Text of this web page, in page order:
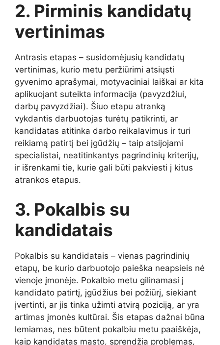
2. Pirminis kandidatų
vertinimas
Antrasis etapas – susidomėjusių kandidatų
vertinimas, kurio metu peržiūrimi atsiųsti
gyvenimo aprašymai, motyvaciniai laiškai ar kita
aplikuojant suteikta informacija (pavyzdžiui,
darbų pavyzdžiai). Šiuo etapu atranką
vykdantis darbuotojas turėtų patikrinti, ar
kandidatas atitinka darbo reikalavimus ir turi
reikiamą patirtį bei įgūdžių – taip atsijojami
specialistai, neatitinkantys pagrindinių kriterijų,
ir išrenkami tie, kurie gali būti pakviesti į kitus
atrankos etapus.
3. Pokalbis su
kandidatais
Pokalbis su kandidatais – vienas pagrindinių
etapų, be kurio darbuotojo paieška neapsieis nė
vienoje įmonėje. Pokalbio metu gilinamasi į
kandidato patirtį, įgūdžius bei požiūrį, siekiant
įvertinti, ar jis tinka užimti atvirą poziciją, ar yra
artimas įmonės kultūrai. Šis etapas dažnai būna
lemiamas, nes būtent pokalbiu metu paaiškėja,
kaip kandidatas mąsto, sprendžia problemas,